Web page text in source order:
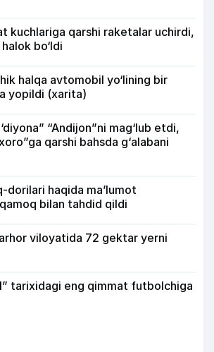
kuchlariga qarshi raketalar uchirdi,
bo‘ldi
halqa avtomobil yo‘lining bir
yopildi (xarita)
“Andijon”ni mag‘lub etdi,
qarshi bahsda g‘alabani
dorilari haqida ma’lumot
bilan tahdid qildi
viloyatida 72 gektar yerni
tarixidagi eng qimmat futbolchiga